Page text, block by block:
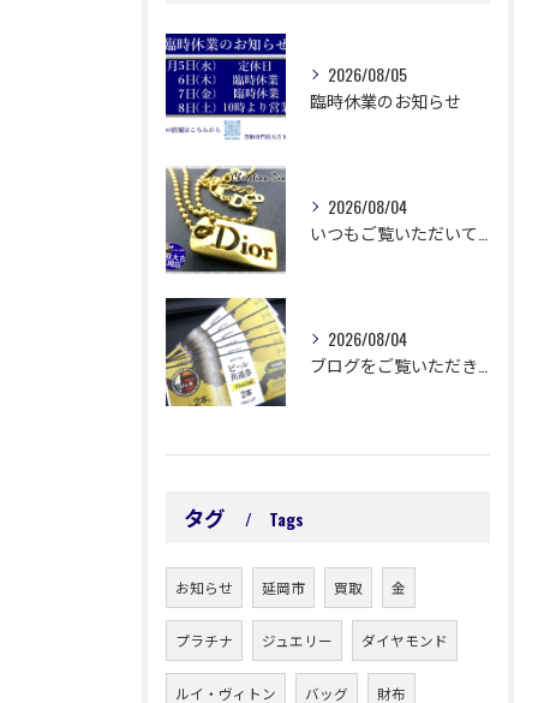
2026/08/05
臨時休業のお知らせ
2026/08/04
2026/08/04
タグ Tags
お知らせ 延岡市 買取 金
プラチナ ジュエリー ダイヤモンド
ルイ・ヴィトン バッグ 財布